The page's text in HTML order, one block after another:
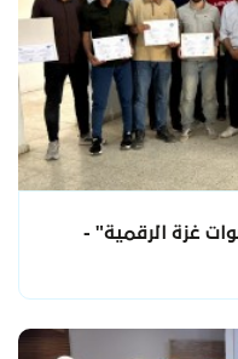
غزة الرقمية" -